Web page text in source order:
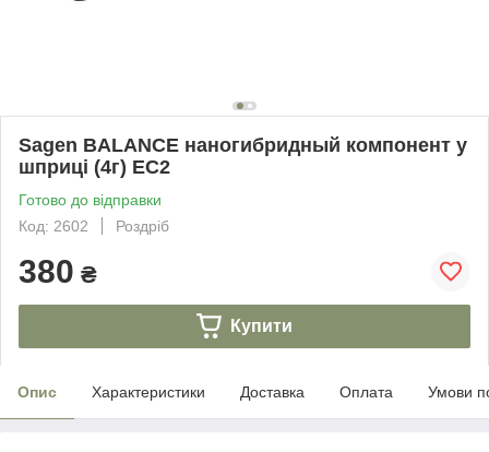
Sagen BALANCE наногибридный компонент у
шприці (4г) EC2
Готово до відправки
Код: 2602
Роздріб
380 ₴
Купити
Опис Характеристики Доставка Оплата Умови